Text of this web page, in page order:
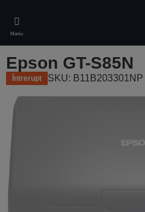
main
content
Meniu
Epson GT-S85N
Întrerupt SKU: B11B203301NP